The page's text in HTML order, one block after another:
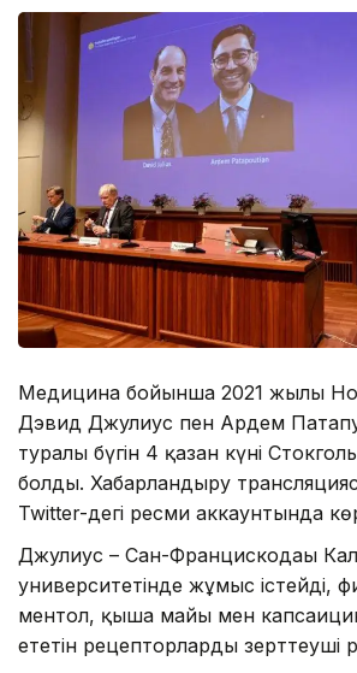
Медицина бойынша 2021 жылғы
Дэвид Джулиус пен Ардем
туралы бүгін 4 қазан күні
болды. Хабарландыру
Twitter-дегі ресми аккаунтында
Джулиус – Сан-Францискодағы
университетінде жұмыс істейді,
ментол, қыша майы мен
ететін рецепторларды зерттеуші